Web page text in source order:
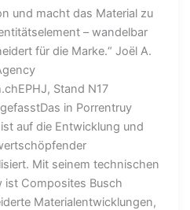
und macht das Material zu
– wandelbar
für die Marke.“ Joël A.
Stand N17
in Porrentruy
auf die Entwicklung und
Mit seinem technischen
Composites Busch
Materialentwicklungen,